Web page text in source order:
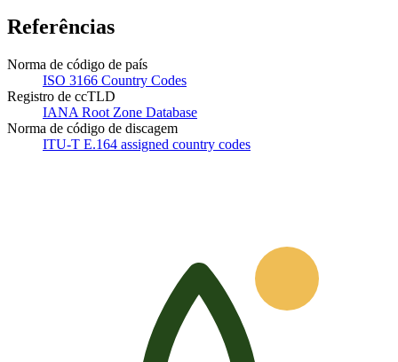
Referências
Norma de código de país
ISO 3166 Country Codes
Registro de ccTLD
IANA Root Zone Database
Norma de código de discagem
ITU-T E.164 assigned country codes